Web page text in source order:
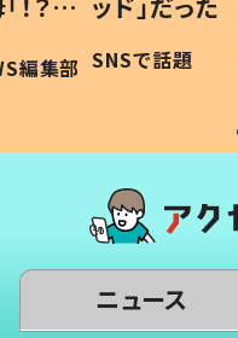
編集部
作り続ける
#令和の子
SNSで話題
ニュース